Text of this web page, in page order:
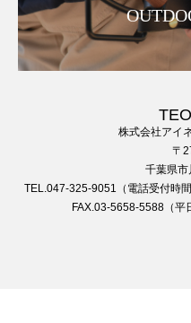
株式会社アイ
〒
千葉県
TEL.047-325-9051（電話受付時
FAX.03-5658-5588（平